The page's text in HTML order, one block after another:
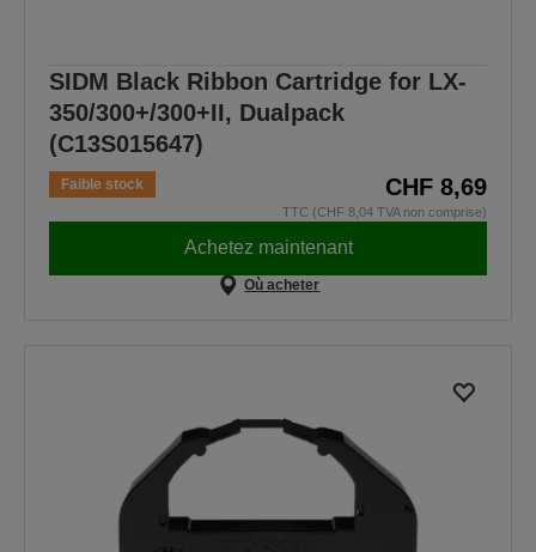
SIDM Black Ribbon Cartridge for LX-
350/300+/300+II, Dualpack
(C13S015647)
Faible stock CHF 8,69
TTC (CHF 8,04 TVA non comprise)
Achetez maintenant
Où acheter